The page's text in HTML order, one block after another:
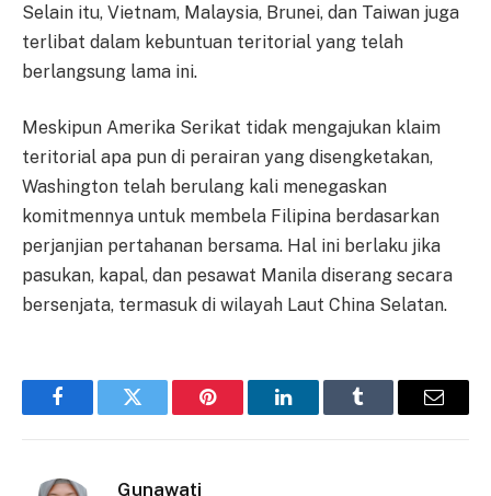
Selain itu, Vietnam, Malaysia, Brunei, dan Taiwan juga
terlibat dalam kebuntuan teritorial yang telah
berlangsung lama ini.
Meskipun Amerika Serikat tidak mengajukan klaim
teritorial apa pun di perairan yang disengketakan,
Washington telah berulang kali menegaskan
komitmennya untuk membela Filipina berdasarkan
perjanjian pertahanan bersama. Hal ini berlaku jika
pasukan, kapal, dan pesawat Manila diserang secara
bersenjata, termasuk di wilayah Laut China Selatan.
FacebookTwitter Pinterest LinkedInTumblr Email
Gunawati